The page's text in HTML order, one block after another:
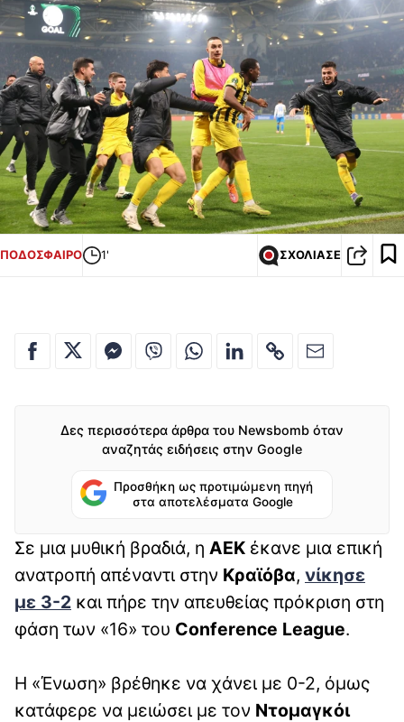
ΠΟΔΟΣΦΑΙΡΟ 1' ΣΧΟΛΙΑΣΕ
Δες περισσότερα άρθρα του Newsbomb όταν
αναζητάς ειδήσεις στην Google
Προσθήκη ως προτιμώμενη πηγή
στα αποτελέσματα Google
Σε μια μυθική βραδιά, η ΑΕΚ έκανε μια επική
ανατροπή απέναντι στην Κραϊόβα, νίκησε
με 3-2 και πήρε την απευθείας πρόκριση στη
φάση των «16» του Conference League.
Η «Ένωση» βρέθηκε να χάνει με 0-2, όμως
κατάφερε να μειώσει με τον Ντομαγκόι